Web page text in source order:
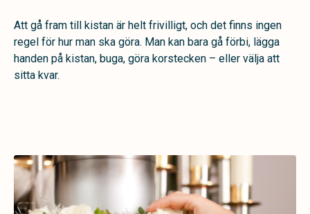
Att gå fram till kistan är helt frivilligt, och det finns ingen
regel för hur man ska göra. Man kan bara gå förbi, lägga
handen på kistan, buga, göra korstecken – eller välja att
sitta kvar.